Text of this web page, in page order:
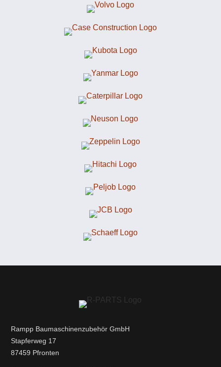
Rampp Baumaschinenzubehör GmbH
Stapferweg 17
87459 Pfronten